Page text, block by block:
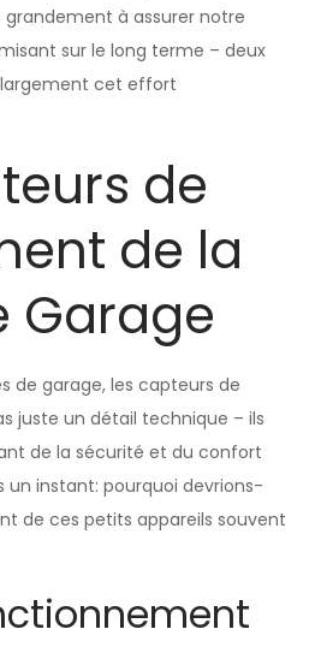
à assurer notre
sur le long terme – deux
cet effort
de
de la
Garage
de garage, les capteurs de
juste un détail technique – ils
de la sécurité et du confort
un instant: pourquoi devrions-
de ces petits appareils souvent